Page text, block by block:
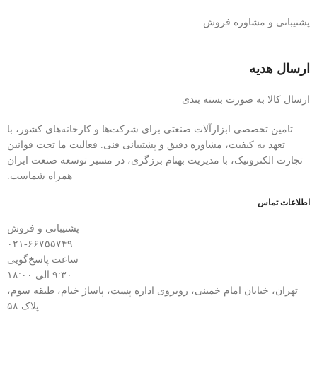
پشتیبانی و مشاوره فروش
ارسال هدیه
ارسال کالا به صورت بسته بندی
تامین تخصصی ابزارآلات صنعتی برای شرکت‌ها و کارخانه‌های کشور، با
تعهد به کیفیت، مشاوره دقیق و پشتیبانی فنی. فعالیت ما تحت قوانین
تجارت الکترونیک، با مدیریت بهنام برزگری، در مسیر توسعه صنعت ایران
همراه شماست.
اطلاعات تماس
پشتیبانی و فروش
۰۲۱-۶۶۷۵۵۷۴۹
ساعت پاسخ‌گویی
۹:۳۰ الی ۱۸:۰۰
تهران، خیابان امام خمینی، روبروی اداره پست، پاساژ خیام، طبقه سوم،
پلاک ۵۸